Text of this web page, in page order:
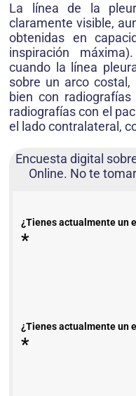
La línea de la
claramente visible,
obtenidas en
inspiración
cuando la línea
sobre un arco
bien con
radiografías con el
el lado contralateral,
Encuesta digital
Online. No te
¿Tienes actualmente un
*
¿Tienes actualmente un
*